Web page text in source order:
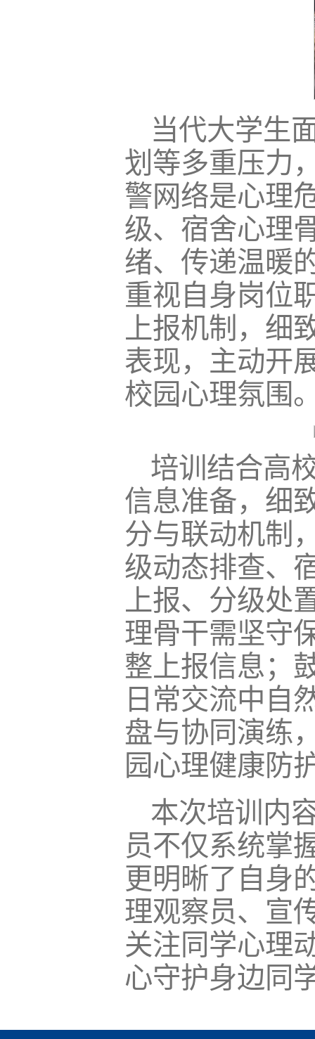
当代大学生
划等多重压力
警网络是心理
级、宿舍心理
绪、传递温暖
重视自身岗位
上报机制，细
表现，主动开
校园心理氛围
培训结合高
信息准备，细
分与联动机制
级动态排查、
上报、分级处
理骨干需坚守
整上报信息；
日常交流中自
盘与协同演练
园心理健康防
本次培训内
员不仅系统掌
更明晰了自身
理观察员、宣
关注同学心理
心守护身边同